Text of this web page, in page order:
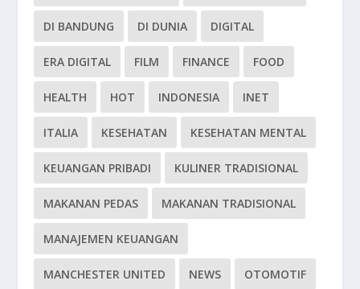
DI BANDUNG DI DUNIA DIGITAL
ERA DIGITAL FILM FINANCE FOOD
HEALTH HOT INDONESIA INET
ITALIA KESEHATAN KESEHATAN MENTAL
KEUANGAN PRIBADI KULINER TRADISIONAL
MAKANAN PEDAS MAKANAN TRADISIONAL
MANAJEMEN KEUANGAN
MANCHESTER UNITED NEWS OTOMOTIF